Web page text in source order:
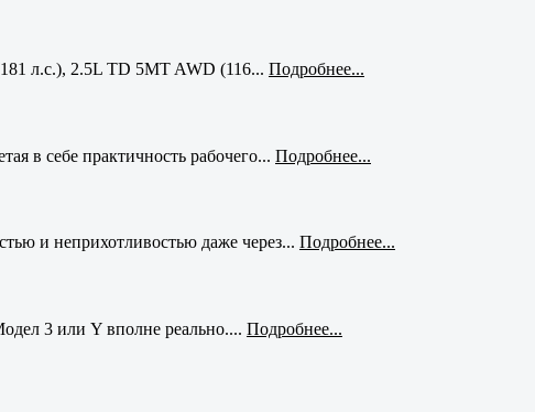
л.с.), 2.5L TD 5MT AWD (116... Подробнее...
в себе практичность рабочего... Подробнее...
и неприхотливостью даже через... Подробнее...
3 или Y вполне реально.... Подробнее...